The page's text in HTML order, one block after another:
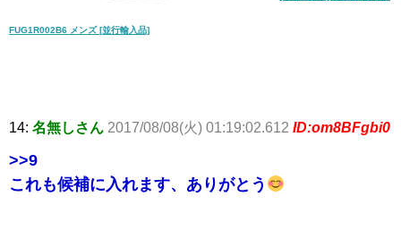
FUG1R002B6 メンズ [並行輸入品]
14: 名無しさん 2017/08/08(火) 01:19:02.612 ID:om8BFgbi0
>>9
これも候補に入れます、ありがとう